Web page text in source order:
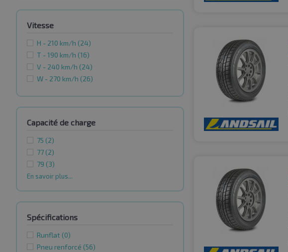
Vitesse
H - 210 km/h (24)
T - 190 km/h (16)
V - 240 km/h (24)
W - 270 km/h (26)
Capacité de charge
75 (2)
77 (2)
79 (3)
En savoir plus...
Spécifications
Runflat (0)
Pneu renforcé (56)